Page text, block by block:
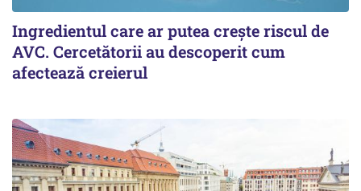
Ingredientul care ar putea crește riscul de
AVC. Cercetătorii au descoperit cum
afectează creierul